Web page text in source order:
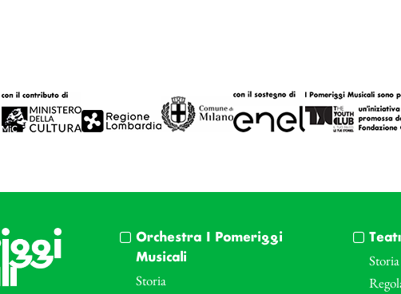
Orchestra I Pomeriggi
Musicali
Storia
Storia